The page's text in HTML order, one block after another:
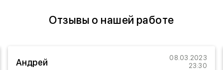
Отзывы о нашей работе
Андрей
08.03.2023
23:30